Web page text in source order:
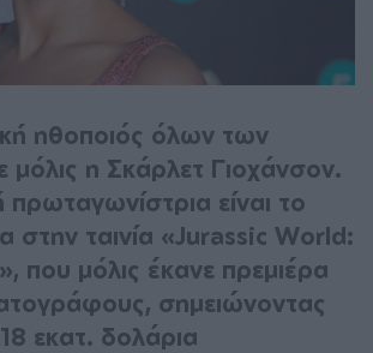
ηθοποιός όλων των
μόλις η Σκάρλετ Γιοχάνσον.
πρωταγωνίστρια είναι το
στην ταινία «Jurassic World:
που μόλις έκανε πρεμιέρα
σημειώνοντας
εκατ. δολάρια